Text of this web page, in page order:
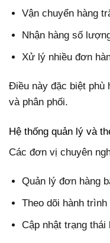
Vận chuyển hàng
Nhận hàng số
Xử lý nhiều đơn
Điều này đặc biệt phù
và phân phối.
Hệ thống quản lý và
Các đơn vị chuyên
Quản lý đơn hàng
Theo dõi hành
Cập nhật trạng thái